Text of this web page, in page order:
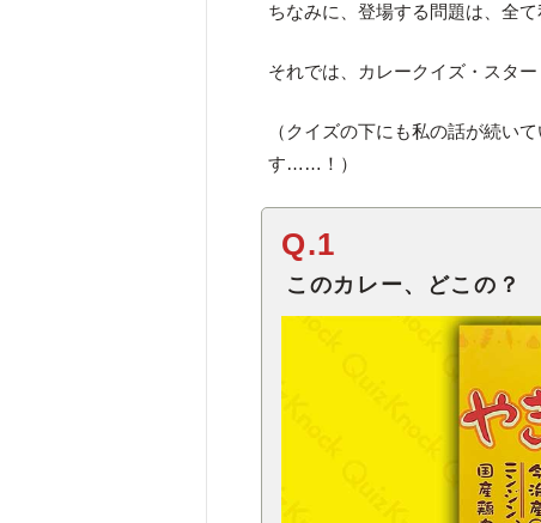
ちなみに、登場する問題は、全
それでは、カレークイズ・スター
（クイズの下にも私の話が続い
す……！）
Q.1
このカレー、どこの？